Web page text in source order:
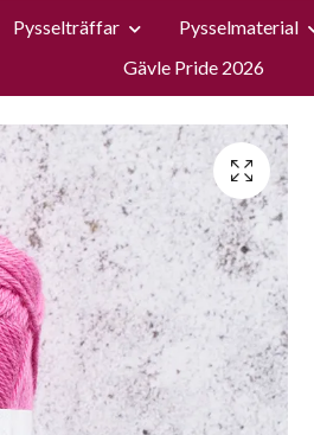
Pysselträffar Pysselmaterial
Gävle Pride 2026